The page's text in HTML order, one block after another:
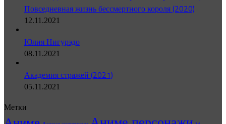
Повседневная жизнь бессмертного короля (2020)
12.11.2021
Юлия Нигурэдо
08.11.2021
Академия стражей (2021)
05.11.2021
Метки